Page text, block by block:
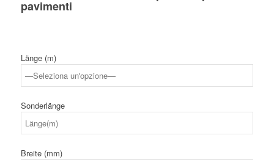
pavimenti
Länge (m)
Sonderlänge
Breite (mm)